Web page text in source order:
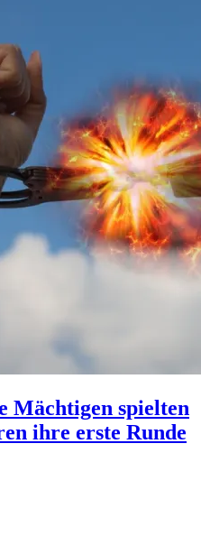
Mächtigen spielten
ihre erste Runde